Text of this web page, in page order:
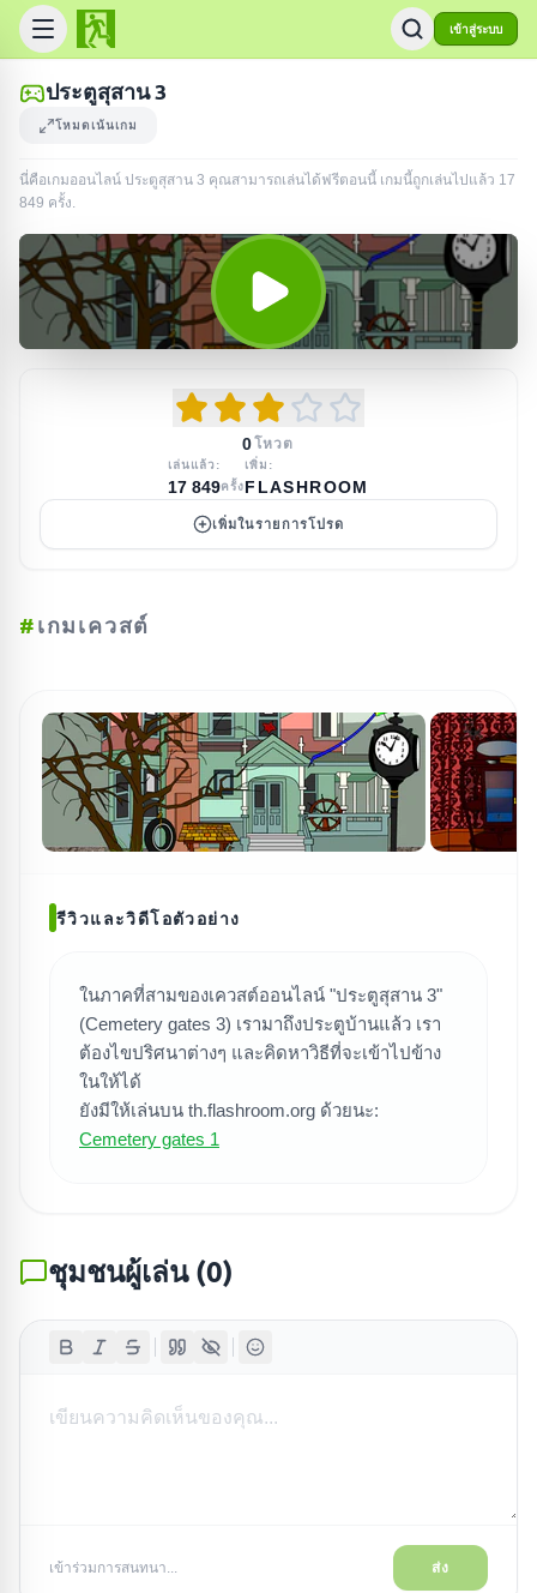
เข้าสู่ระบบ
ค้นหาเกม
ประตูสุสาน 3
โหมดเน้นเกม
นี่คือเกมออนไลน์ ประตูสุสาน 3 คุณสามารถเล่นได้ฟรีตอนนี้ เกมนี้ถูกเล่นไปแล้ว 17
849 ครั้ง.
0โหวต
เล่นแล้ว:
17 849ครั้ง
เพิ่ม:
FLASHROOM
เพิ่มในรายการโปรด
#เกมเควสต์
รีวิวและวิดีโอตัวอย่าง
ในภาคที่สามของเควสต์ออนไลน์ "ประตูสุสาน 3"
(Cemetery gates 3) เรามาถึงประตูบ้านแล้ว เรา
ต้องไขปริศนาต่างๆ และคิดหาวิธีที่จะเข้าไปข้าง
ในให้ได้
ยังมีให้เล่นบน th.flashroom.org ด้วยนะ:
Cemetery gates 1
ชุมชนผู้เล่น(0)
เข้าร่วมการสนทนา... ส่ง